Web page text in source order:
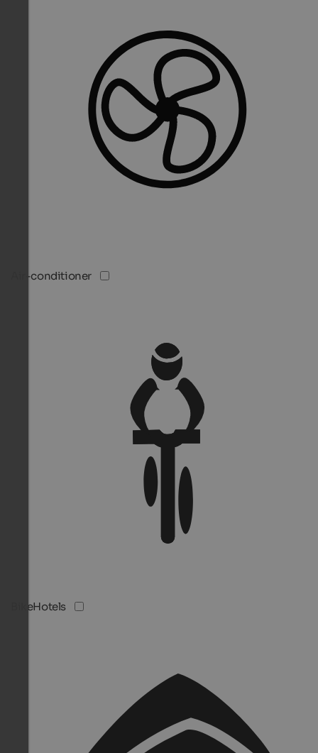
Air-conditioner
BikeHotels